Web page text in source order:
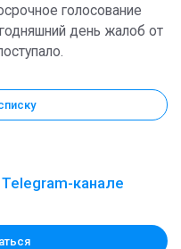
голосование
день жалоб от
канале